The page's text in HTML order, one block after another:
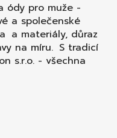
ódy pro muže -
a společenské
a materiály, důraz
na míru. S tradicí
s.r.o. - všechna